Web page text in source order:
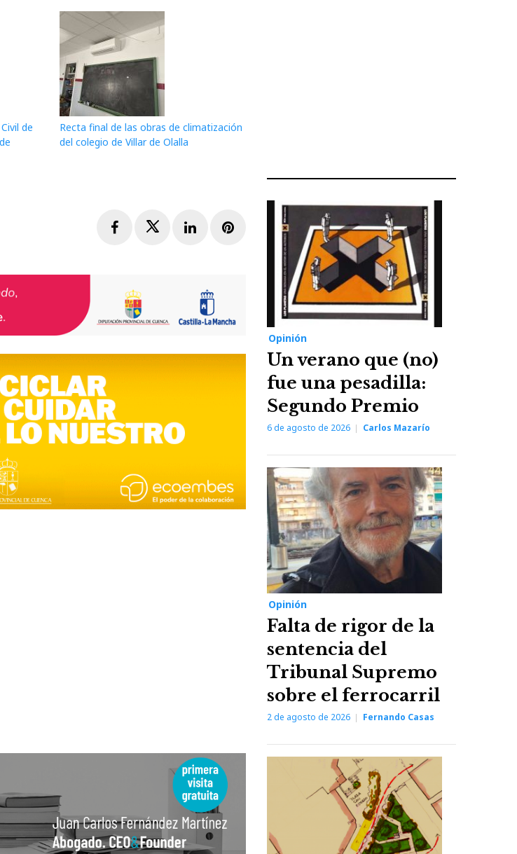
de
Recta final de las obras de climatización
del colegio de Villar de Olalla
FacebookTwitterLinkedInPinterest
Opinión
Un verano que (no)
fue una pesadilla:
Segundo Premio
6 de agosto de 2026 Carlos Mazarío
Opinión
Falta de rigor de la
sentencia del
Tribunal Supremo
sobre el ferrocarril
2 de agosto de 2026 Fernando Casas